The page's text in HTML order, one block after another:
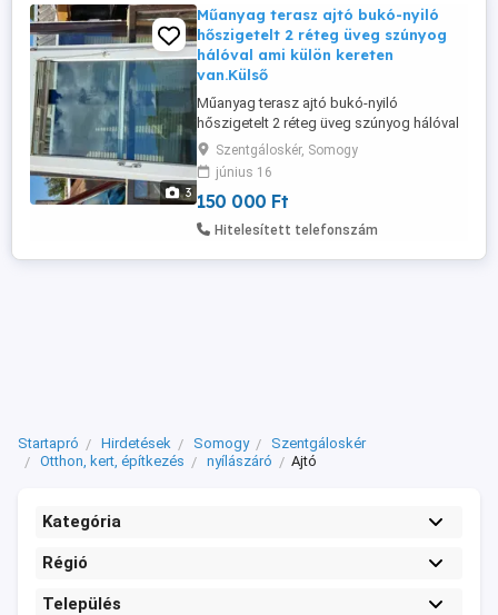
3
Műanyag terasz ajtó bukó-nyiló
hőszigetelt 2 réteg üveg szúnyog
hálóval ami külön kereten
van.Külső
Műanyag terasz ajtó bukó-nyiló
hőszigetelt 2 réteg üveg szúnyog hálóval
ami külön kereten van.Külső belső
kilincses zárható 1 db kulcs. Felül
világitóval méret sz;126 m;226 cm. Nehéz
mint a fene.Eladó-cserélhető ár;150 ezer
ft.
Szentgáloskér, Somogy
június 16
150 000 Ft
Hitelesített telefonszám
Startapró Hirdetések Somogy
Szentgáloskér
Otthon, kert, építkezés
nyílászáró Ajtó
Kategória
Régió
Település